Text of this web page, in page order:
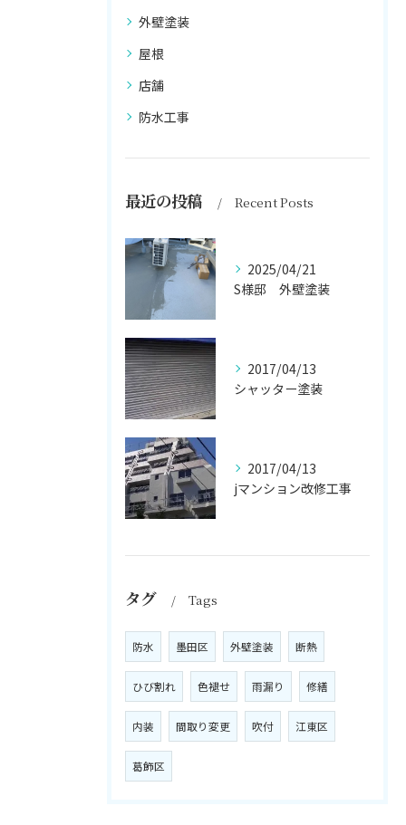
外壁塗装
屋根
店舗
防水工事
最近の投稿 Recent Posts
2025/04/21
S様邸 外壁塗装
2017/04/13
シャッター塗装
2017/04/13
jマンション改修工事
タグ Tags
防水 墨田区 外壁塗装 断熱
ひび割れ 色褪せ 雨漏り 修繕
内装 間取り変更 吹付 江東区
葛飾区